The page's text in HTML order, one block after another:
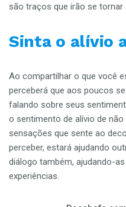
são traços que irão se tornar
Sinta o alívio
Ao compartilhar o que você
perceberá que aos poucos
falando sobre seus
o sentimento de alívio de
sensações que sente ao
perceber, estará ajudando
diálogo também, ajudando-
experiências.